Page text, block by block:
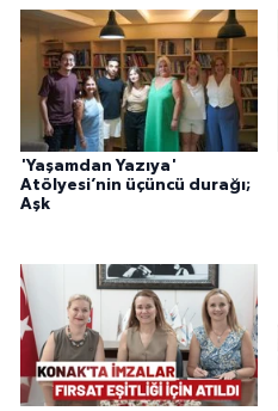
'Yaşamdan Yazıya'
Atölyesi’nin üçüncü durağı;
Aşk